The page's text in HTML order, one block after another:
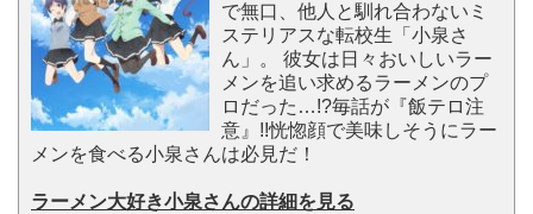
で無口、他人と馴れ合わないミ
ステリアスな転校生「小泉さ
ん」。 彼女は日々おいしいラー
メンを追い求めるラーメンのプ
ロだった…!?毎話が『飯テロ注
意』!!恍惚顔で美味しそうにラー
メンを食べる小泉さんは必見だ！
ラーメン大好き小泉さんの詳細を見る